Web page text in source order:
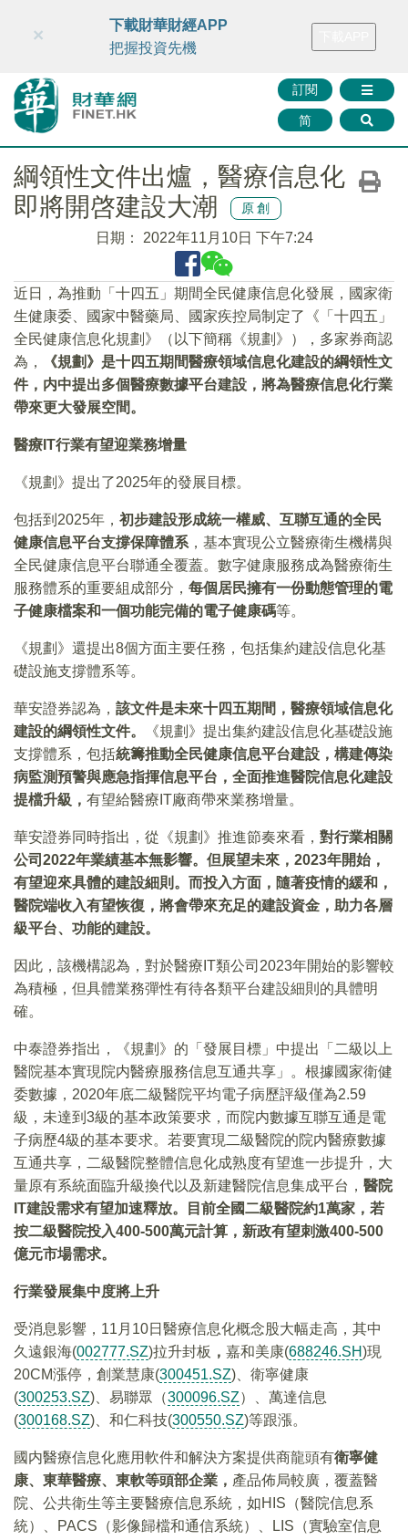
財華智庫網 FINTV FINMETA 財華證券 媒體矩陣
訂閱
简
×
下載財華財經APP
把握投資先機
綱領性文件出爐，醫療信息化
即將開啓建設大潮
原創
日期： 2022年11月10日 下午7:24
近日，為推動「十四五」期間全民健康信息化發展，國家衛
生健康委、國家中醫藥局、國家疾控局制定了《「十四五」
全民健康信息化規劃》（以下簡稱《規劃》），多家券商認
為，
《規劃》是十四五期間醫療領域信息化建設的綱領性文
件，内中提出多個醫療數據平台建設，將為醫療信息化行業
帶來更大發展空間。
醫療IT行業有望迎業務增量
《規劃》提出了2025年的發展目標。
包括到2025年， 初步建設形成統一權威、互聯互通的全民
健康信息平台支撐保障體系 ，基本實現公立醫療衛生機構與
全民健康信息平台聯通全覆蓋。數字健康服務成為醫療衛生
服務體系的重要組成部分， 每個居民擁有一份動態管理的電
子健康檔案和一個功能完備的電子健康碼等。
《規劃》還提出8個方面主要任務，包括集約建設信息化基
礎設施支撐體系等。
華安證券認為， 該文件是未來十四五期間，醫療領域信息化
建設的綱領性文件。
《規劃》提出集約建設信息化基礎設施
支撐體系，包括統籌推動全民健康信息平台建設，構建傳染
病監測預警與應急指揮信息平台，全面推進醫院信息化建設
提檔升級， 有望給醫療IT廠商帶來業務增量。
華安證券同時指出，從《規劃》推進節奏來看， 對行業相關
公司2022年業績基本無影響。但展望未來，2023年開始，
有望迎來具體的建設細則。而投入方面，隨著疫情的緩和，
醫院端收入有望恢復，將會帶來充足的建設資金，助力各層
級平台、功能的建設。
因此，該機構認為，對於醫療IT類公司2023年開始的影響較
為積極，但具體業務彈性有待各類平台建設細則的具體明
確。
中泰證券指出，《規劃》的「發展目標」中提出「二級以上
醫院基本實現院内醫療服務信息互通共享」。根據國家衛健
委數據，2020年底二級醫院平均電子病歷評級僅為2.59
級，未達到3級的基本政策要求，而院内數據互聯互通是電
子病歷4級的基本要求。若要實現二級醫院的院内醫療數據
互通共享，二級醫院整體信息化成熟度有望進一步提升，大
量原有系統面臨升級換代以及新建醫院信息集成平台， 醫院
IT建設需求有望加速釋放。目前全國二級醫院約1萬家，若
按二級醫院投入400-500萬元計算，新政有望刺激400-500
億元市場需求。
行業發展集中度將上升
受消息影響，11月10日醫療信息化概念股大幅走高，其中
久遠銀海(002777.SZ)拉升封板 ， 嘉和美康(688246.SH)現
20CM漲停，創業慧康(300451.SZ)、衛寧健康
(300253.SZ)、易聯眾（300096.SZ）、萬達信息
(300168.SZ)、和仁科技(300550.SZ)等跟漲。
國内醫療信息化應用軟件和解決方案提供商龍頭有衛寧健
康、東華醫療、東軟等頭部企業， 產品佈局較廣，覆蓋醫
院、公共衛生等主要醫療信息系統，如HIS（醫院信息系
統）、PACS（影像歸檔和通信系統）、LIS（實驗室信息